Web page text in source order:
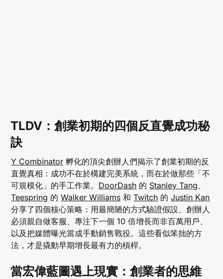
TLDV：創業初期的四個反直覺成功秘
訣
Y Combinator 孵化的頂尖創辦人們揭示了創業初期的反
直覺真相：成功不在於構建完美系統，而在於做那些「不
可規模化」的手工作業。 DoorDash 的 Stanley Tang
Teespring 的Walker Williams 和Twitch 的Justin Kan
分享了四個核心策略：用最簡陋的方式驗證假設、創辦人
必須親自做客服、專注下一個 10 倍增長而非百萬用戶、
以及把媒體曝光當成手動銷售戰役。這些看似笨拙的方
法，才是撬動早期增長最有力的槓桿。
當宏偉藍圖遇上現實：創業者的思維